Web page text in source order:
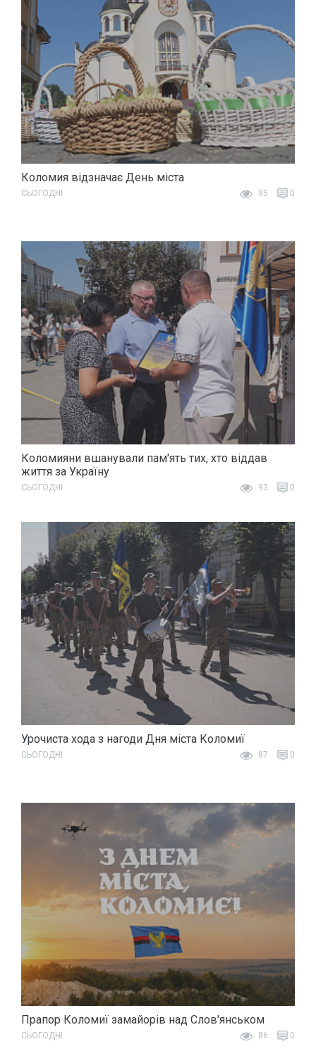
Коломия відзначає День міста
СЬОГОДНІ 95 0
Коломияни вшанували пам'ять тих, хто віддав
життя за Україну
СЬОГОДНІ 93 0
Урочиста хода з нагоди Дня міста Коломиї
СЬОГОДНІ 87 0
Прапор Коломиї замайорів над Слов'янськом
СЬОГОДНІ 86 0